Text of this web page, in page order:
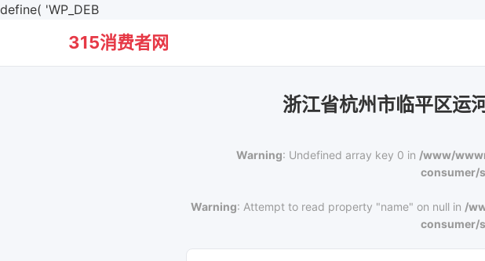
define( 'WP_DEB
315消费者网
浙江省杭州市临平区运
Warning: Undefined array key 0 in /www/
consumer/
Warning: Attempt to read property "name" on null in /
consumer/